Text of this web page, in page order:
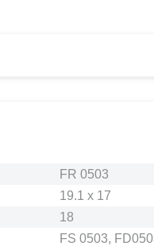
FR 0503
19.1 x 17
18
FS 0503,